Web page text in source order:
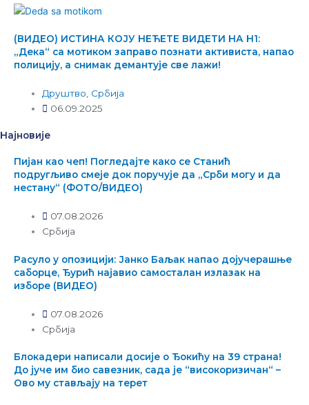
(ВИДЕО) ИСТИНА КОЈУ НЕЋЕТЕ ВИДЕТИ НА Н1:
„Дека“ са мотиком заправо познати активиста, напао
полицију, а снимак демантује све лажи!
Друштво Србија
06.09.2025
Најновије
Пијан као чеп! Погледајте како се Станић
подругљиво смеје док поручује да „Срби могу и да
нестану“ (ФОТО/ВИДЕО)
07.08.2026
Србија
Расуло у опозицији: Јанко Баљак напао дојучерашње
саборце, Ђурић најавио самосталан излазак на
изборе (ВИДЕО)
07.08.2026
Србија
Блокадери написали досије о Ђокићу на 39 страна!
До јуче им био савезник, сада је “високоризичан“ –
Ово му стављају на терет